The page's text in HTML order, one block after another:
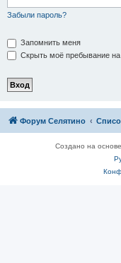
Забыли пароль?
Запомнить меня
Скрыть моё пребывание
Форум Селятино
Создано на основе